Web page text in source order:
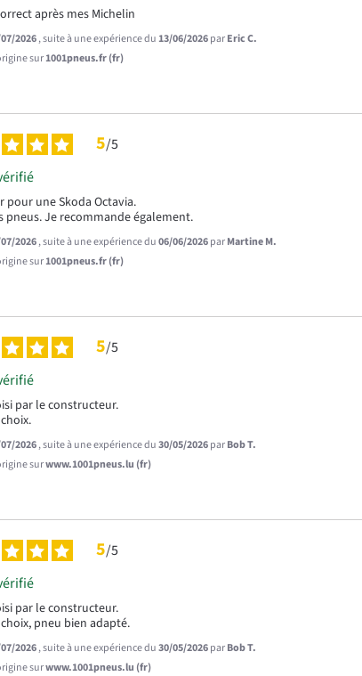
après mes Michelin
2026, suite à une expérience du13/06/2026parEric C.
sur1001pneus.fr (fr)
5/5
pour une Skoda Octavia.
pneus. Je recommande également.
2026, suite à une expérience du06/06/2026parMartine M.
sur1001pneus.fr (fr)
5/5
par le constructeur.
2026, suite à une expérience du30/05/2026parBob T.
surwww.1001pneus.lu (fr)
5/5
par le constructeur.
pneu bien adapté.
2026, suite à une expérience du30/05/2026parBob T.
surwww.1001pneus.lu (fr)